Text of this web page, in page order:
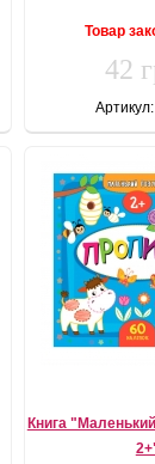
Товар
42
Книга